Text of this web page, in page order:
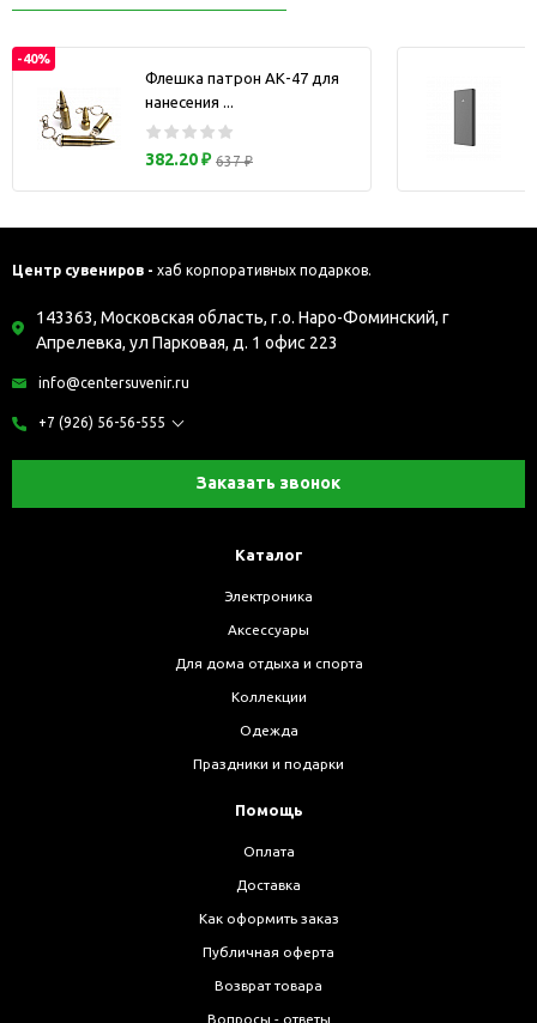
-40%
Флешка патрон АК-47 для
нанесения ...
382.20 ₽ 637 ₽
Центр сувениров - хаб корпоративных подарков.
143363, Московская область, г.о. Наро-Фоминский, г
Апрелевка, ул Парковая, д. 1 офис 223
info@centersuvenir.ru
+7 (926) 56-56-555
Заказать звонок
Каталог
Электроника
Аксессуары
Для дома отдыха и спорта
Коллекции
Одежда
Праздники и подарки
Помощь
Оплата
Доставка
Как оформить заказ
Публичная оферта
Возврат товара
Вопросы - ответы